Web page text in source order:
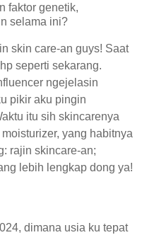
faktor genetik,
selama ini?
skin care-an guys! Saat
seperti sekarang.
ngejelasin
pikir aku pingin
itu sih skincarenya
yang habitnya
rajin skincare-an;
lebih lengkap dong ya!
dimana usia ku tepat